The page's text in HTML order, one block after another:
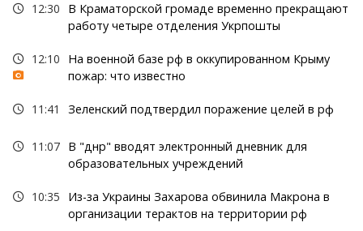
12:30
В Краматорской громаде временно прекращают
работу четыре отделения Укрпошты
12:10
На военной базе рф в оккупированном Крыму
пожар: что известно
11:41 Зеленский подтвердил поражение целей в рф
11:07 В "днр" вводят электронный дневник для
образовательных учреждений
10:35
Из-за Украины Захарова обвинила Макрона в
организации терактов на территории рф